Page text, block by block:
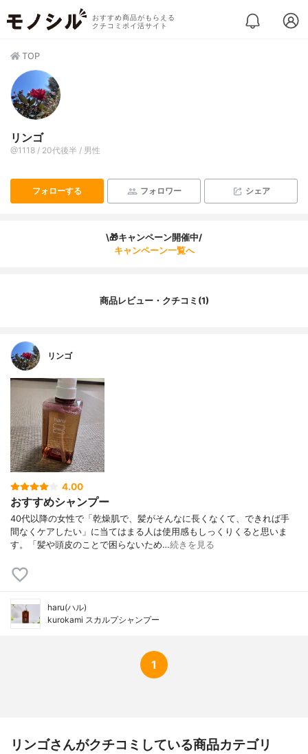
おすすめ商品がもらえる
クチコミポイ活サイト
TOP
リンゴ
@1118 / 20代後半 / 男性
フォローする フォロワー シェア
\🎁キャンペーン開催中/
キャンペーン一覧へ
商品レビュー・クチコミ(1)
リンゴ
4.00
おすすめシャンプー
40代以降の女性で「乾燥肌で、髪がそんなに長くなくて、できれば手
間なくケアしたい」に当てはまる人は使用感もしっくりくると思いま
す。「髪や頭皮のことで困らないため…続きを見る
haru(ハル)
kurokami スカルプシャンプー
1
リンゴさんがクチコミしている商品カテゴリ